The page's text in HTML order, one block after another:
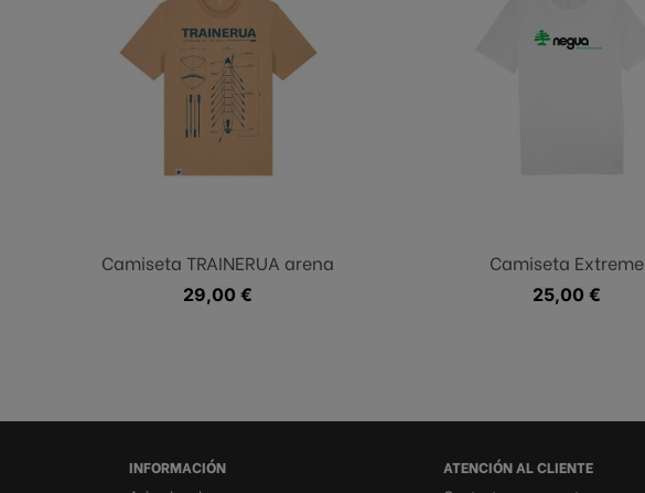
Arena clara
Camiseta TRAINERUA arena
Precio
29,00 €
Blanco
Camiseta Extreme
Precio
25,00 €
INFORMACIÓN ATENCIÓN AL CLIENTE